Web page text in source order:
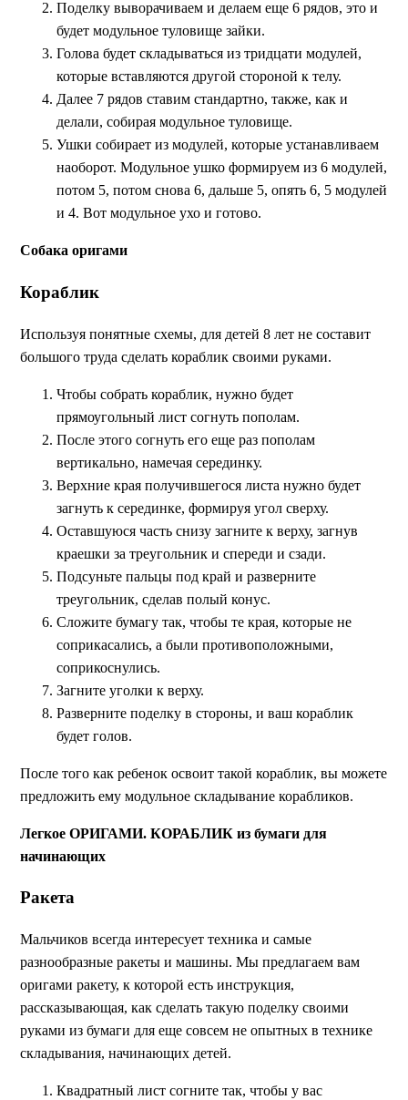
Поделку выворачиваем и делаем еще 6 рядов, это и
будет модульное туловище зайки.
Голова будет складываться из тридцати модулей,
которые вставляются другой стороной к телу.
Далее 7 рядов ставим стандартно, также, как и
делали, собирая модульное туловище.
Ушки собирает из модулей, которые устанавливаем
наоборот. Модульное ушко формируем из 6 модулей,
потом 5, потом снова 6, дальше 5, опять 6, 5 модулей
и 4. Вот модульное ухо и готово.
Собака оригами
Кораблик
Используя понятные схемы, для детей 8 лет не составит
большого труда сделать кораблик своими руками.
Чтобы собрать кораблик, нужно будет
прямоугольный лист согнуть пополам.
После этого согнуть его еще раз пополам
вертикально, намечая серединку.
Верхние края получившегося листа нужно будет
загнуть к серединке, формируя угол сверху.
Оставшуюся часть снизу загните к верху, загнув
краешки за треугольник и спереди и сзади.
Подсуньте пальцы под край и разверните
треугольник, сделав полый конус.
Сложите бумагу так, чтобы те края, которые не
соприкасались, а были противоположными,
соприкоснулись.
Загните уголки к верху.
Разверните поделку в стороны, и ваш кораблик
будет голов.
После того как ребенок освоит такой кораблик, вы можете
предложить ему модульное складывание корабликов.
Легкое ОРИГАМИ. КОРАБЛИК из бумаги для
начинающих
Ракета
Мальчиков всегда интересует техника и самые
разнообразные ракеты и машины. Мы предлагаем вам
оригами ракету, к которой есть инструкция,
рассказывающая, как сделать такую поделку своими
руками из бумаги для еще совсем не опытных в технике
складывания, начинающих детей.
Квадратный лист согните так, чтобы у вас